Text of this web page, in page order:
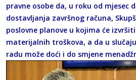
pravne osobe da, u roku od mjesec
dostavljanja završnog računa,
poslovne planove u kojima će
materijalnih troškova, a da u
radu može doći i do smjene